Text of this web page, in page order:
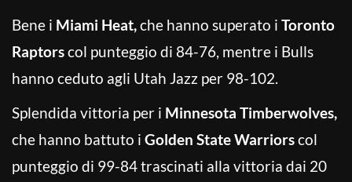
Bene i Miami Heat,che hanno superato i Toronto
Raptorscol punteggio di 84-76, mentre i Bulls
hanno ceduto agli Utah Jazz per 98-102.
Splendida vittoria per i Minnesota Timberwolves,
che hanno battuto i Golden State Warriorscol
punteggio di 99-84 trascinati alla vittoria dai 20